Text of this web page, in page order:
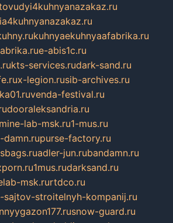
kuhnyaekuhnyaafabrika.ru
e-abis1c.ru
kts-services.rudark-sand.ru
x-legion.rusib-archives.ru
venda-festival.ru
dooraleksandria.ru
mine-lab-msk.ru1-mus.ru
damn.rupurse-factory.ru
adler-jun.rubandamn.ru
1mus.rudarksand.ru
msk.rurtdco.ru
sajtov-stroitelnyh-kompanij.ru
snow-guard.ru